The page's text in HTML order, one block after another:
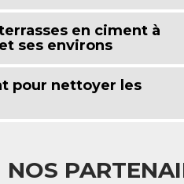
en ciment à
ses environs
pour nettoyer les
NOS